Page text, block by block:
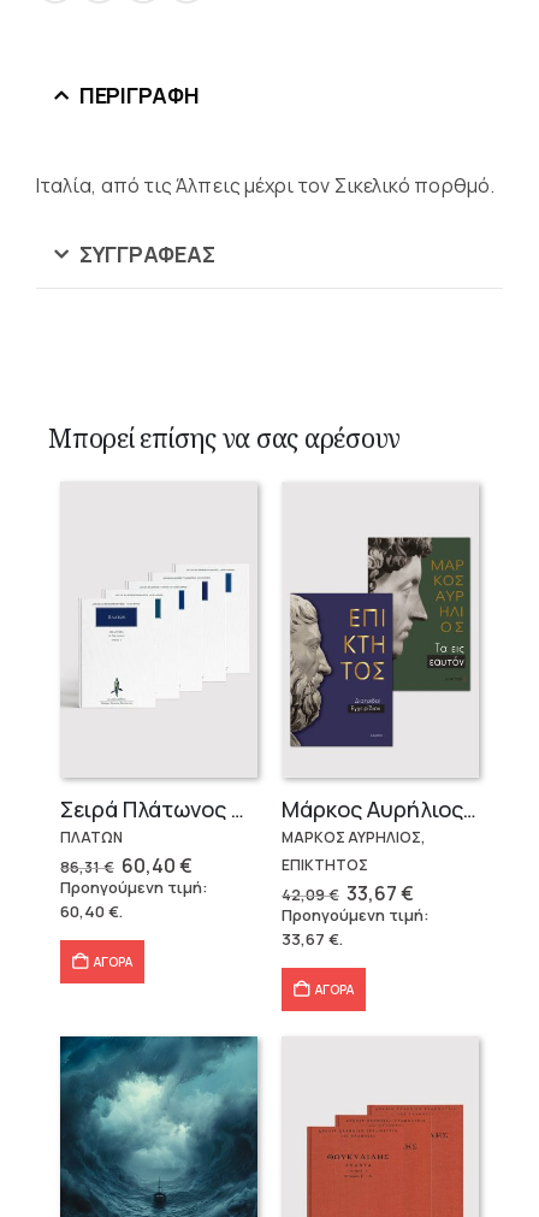
ΠΕΡΙΓΡΑΦΉ
Ιταλία, από τις Άλπεις μέχρι τον Σικελικό πορθμό.
ΣΥΓΓΡΑΦΈΑΣ
Μπορεί επίσης να σας αρέσουν
Σειρά Πλάτωνος Πολιτεία
ΠΛΑΤΩΝ
86,31€ Original
price
was:
86,31 €.
60,40€Η
τρέχουσα
τιμή
Προηγούμενη τιμή:
60,40€.
ΑΓΟΡΑ
Μάρκος Αυρήλιος & Επίκτητος (Επίτομα)
ΜΑΡΚΟΣ ΑΥΡΗΛΙΟΣ,
ΕΠΙΚΤΗΤΟΣ
42,09€ Original
price
was:
33,67€Η
τρέχουσα
τιμή
Προηγούμενη τιμή:
33,67 €.
ΑΓΟΡΑ